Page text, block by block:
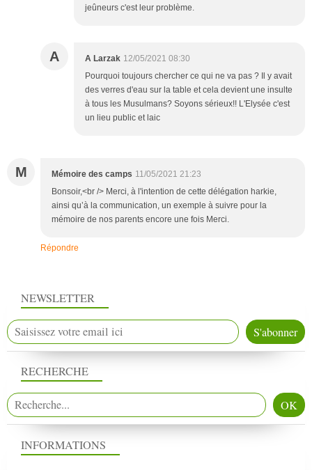
jeûneurs c'est leur problème.
A A Larzak 12/05/2021 08:30
Pourquoi toujours chercher ce qui ne va pas ? Il y avait
des verres d'eau sur la table et cela devient une insulte
à tous les Musulmans? Soyons sérieux!! L'Elysée c'est
un lieu public et laic
M Mémoire des camps 11/05/2021 21:23
Bonsoir,<br /> Merci, à l'intention de cette délégation harkie,
ainsi qu’à la communication, un exemple à suivre pour la
mémoire de nos parents encore une fois Merci.
Répondre
NEWSLETTER
RECHERCHE
INFORMATIONS